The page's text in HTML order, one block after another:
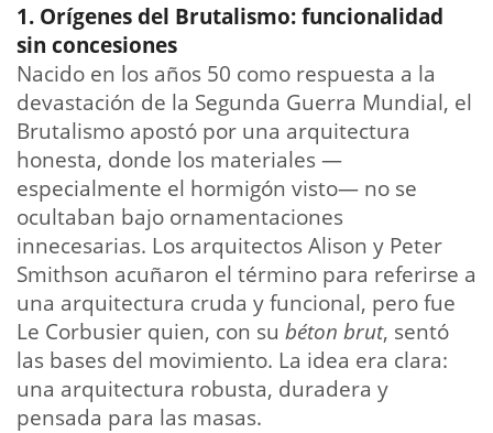
1. Orígenes del Brutalismo: funcionalidad
sin concesiones
Nacido en los años 50 como respuesta a la
devastación de la Segunda Guerra Mundial, el
Brutalismo apostó por una arquitectura
honesta, donde los materiales —
especialmente el hormigón visto— no se
ocultaban bajo ornamentaciones
innecesarias. Los arquitectos Alison y Peter
Smithson acuñaron el término para referirse a
una arquitectura cruda y funcional, pero fue
Le Corbusier quien, con su béton brut, sentó
las bases del movimiento. La idea era clara:
una arquitectura robusta, duradera y
pensada para las masas.